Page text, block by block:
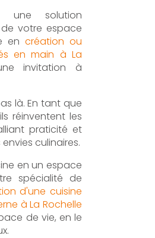
une solution
votre espace
encréation ou
en main à La
invitation à
là. En tant que
réinventent les
praticité et
culinaires.
en un espace
spécialité de
d'une cuisine
à La Rochelle
de vie, en le